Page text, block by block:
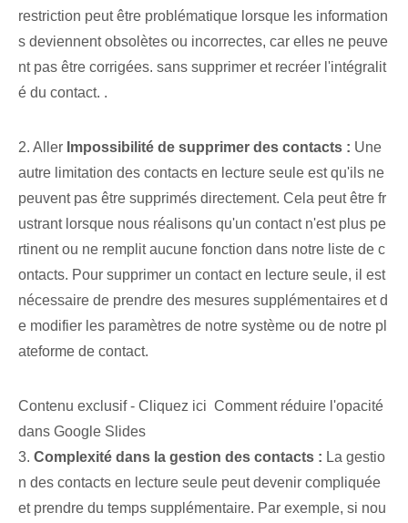
restriction peut être problématique lorsque les information
s deviennent obsolètes ou incorrectes, car elles ne peuve
nt pas être corrigées.​ sans supprimer et recréer l'intégralit
é du contact. .
2. Aller Impossibilité de supprimer des contacts : Une
autre limitation des contacts en lecture seule est qu'ils ne
peuvent pas être supprimés directement. Cela peut être fr
ustrant lorsque nous réalisons qu'un contact n'est plus pe
rtinent ou ne remplit aucune fonction dans notre liste de c
ontacts. Pour supprimer un contact en lecture seule, il est
nécessaire de prendre des mesures supplémentaires et d
e modifier les paramètres de notre système ou de notre pl
ateforme de contact.
Contenu exclusif - Cliquez ici Comment réduire l'opacité
dans Google Slides
3. Complexité dans la gestion des contacts : La gestio
n des contacts en lecture seule peut devenir compliquée
et prendre du temps supplémentaire. Par exemple, si nou